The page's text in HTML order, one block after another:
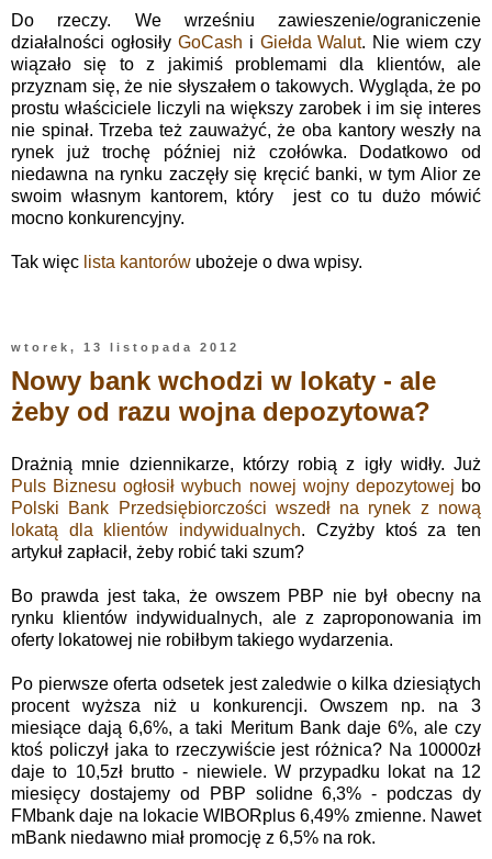
Do rzeczy. We wrześniu zawieszenie/ograniczenie
działalności ogłosiły GoCash i Giełda Walut. Nie wiem czy
wiązało się to z jakimiś problemami dla klientów, ale
przyznam się, że nie słyszałem o takowych. Wygląda, że po
prostu właściciele liczyli na większy zarobek i im się interes
nie spinał. Trzeba też zauważyć, że oba kantory weszły na
rynek już trochę później niż czołówka. Dodatkowo od
niedawna na rynku zaczęły się kręcić banki, w tym Alior ze
swoim własnym kantorem, który jest co tu dużo mówić
mocno konkurencyjny.
Tak więc lista kantorów ubożeje o dwa wpisy.
wtorek, 13 listopada 2012
Nowy bank wchodzi w lokaty - ale
żeby od razu wojna depozytowa?
Drażnią mnie dziennikarze, którzy robią z igły widły. Już
Puls Biznesu ogłosił wybuch nowej wojny depozytowej bo
Polski Bank Przedsiębiorczości wszedł na rynek z nową
lokatą dla klientów indywidualnych. Czyżby ktoś za ten
artykuł zapłacił, żeby robić taki szum?
Bo prawda jest taka, że owszem PBP nie był obecny na
rynku klientów indywidualnych, ale z zaproponowania im
oferty lokatowej nie robiłbym takiego wydarzenia.
Po pierwsze oferta odsetek jest zaledwie o kilka dziesiątych
procent wyższa niż u konkurencji. Owszem np. na 3
miesiące dają 6,6%, a taki Meritum Bank daje 6%, ale czy
ktoś policzył jaka to rzeczywiście jest różnica? Na 10000zł
daje to 10,5zł brutto - niewiele. W przypadku lokat na 12
miesięcy dostajemy od PBP solidne 6,3% - podczas dy
FMbank daje na lokacie WIBORplus 6,49% zmienne. Nawet
mBank niedawno miał promocję z 6,5% na rok.